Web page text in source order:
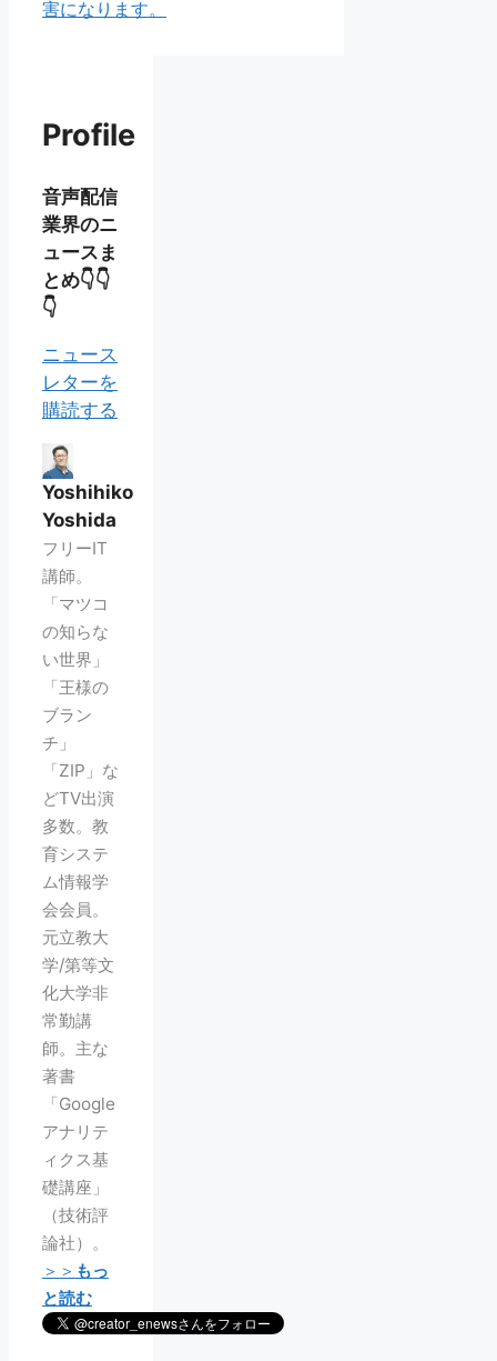
害になります。
Profile
音声配信
業界のニ
ュースま
とめ👇👇
👇
ニュース
レターを
購読する
Yoshihiko
Yoshida
フリーIT
講師。
「マツコ
の知らな
い世界」
「王様の
ブラン
チ」
「ZIP」な
どTV出演
多数。教
育システ
ム情報学
会会員。
元立教大
学/第等文
化大学非
常勤講
師。主な
著書
「Google
アナリテ
ィクス基
礎講座」
（技術評
論社）。
＞＞ もっ
と読む